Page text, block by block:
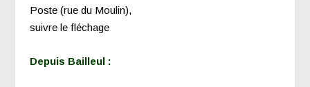
Poste (rue du Moulin),
suivre le fléchage
Depuis Bailleul :